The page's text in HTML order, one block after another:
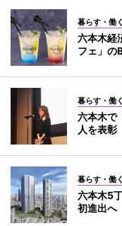
暮らす・働く
六本木経
フェ」の
暮らす・働く
六本木で
人を表彰
暮らす・働く
六本木5
初進出へ